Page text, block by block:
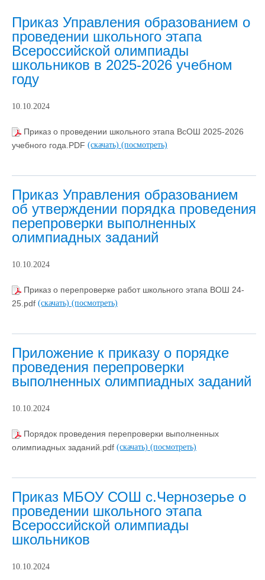
Приказ Управления образованием о
проведении школьного этапа
Всероссийской олимпиады
школьников в 2025-2026 учебном
году
10.10.2024
Приказ о проведении школьного этапа ВсОШ 2025-2026
учебного года.PDF (скачать) (посмотреть)
Приказ Управления образованием
об утверждении порядка проведения
перепроверки выполненных
олимпиадных заданий
10.10.2024
Приказ о перепроверке работ школьного этапа ВОШ 24-
25.pdf (скачать) (посмотреть)
Приложение к приказу о порядке
проведения перепроверки
выполненных олимпиадных заданий
10.10.2024
Порядок проведения перепроверки выполненных
олимпиадных заданий.pdf (скачать) (посмотреть)
Приказ МБОУ СОШ с.Чернозерье о
проведении школьного этапа
Всероссийской олимпиады
школьников
10.10.2024